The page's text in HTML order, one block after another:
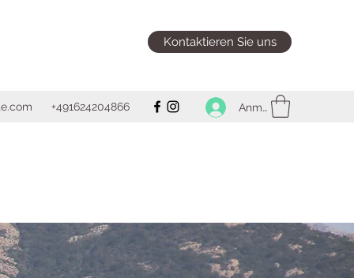
Kontaktieren Sie uns
+491624204866 Anmelden